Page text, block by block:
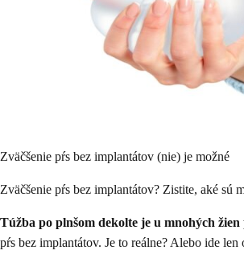
Zväčšenie pŕs bez implantátov (nie) je možné
Zväčšenie pŕs bez implantátov? Zistite, aké
Túžba po plnšom dekolte je u mnohých
pŕs bez implantátov. Je to reálne? Alebo ide